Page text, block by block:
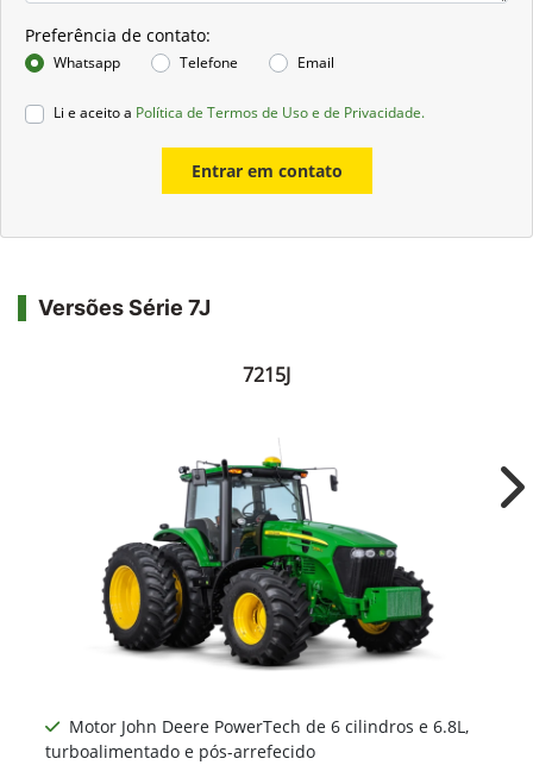
Preferência de contato:
Whatsapp Telefone Email
Li e aceito a Política de Termos de Uso e de Privacidade.
Entrar em contato
Versões Série 7J
7215J
Motor John Deere PowerTech de 6 cilindros e 6.8L,
turboalimentado e pós-arrefecido